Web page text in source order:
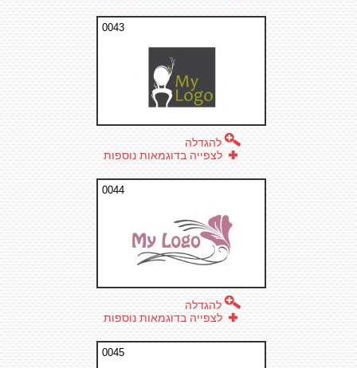
0043
להגדלה
לצפייה בדוגמאות נוספות
0044
להגדלה
לצפייה בדוגמאות נוספות
0045